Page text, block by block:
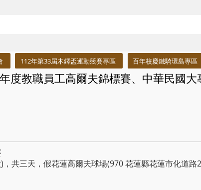
112年第33屆木鐸盃運動競賽專區 百年校慶鐵騎環島專區
度教職員工高爾夫錦標賽、中華民國大
共三天，假花蓮高爾夫球場(970 花蓮縣花蓮市化道路